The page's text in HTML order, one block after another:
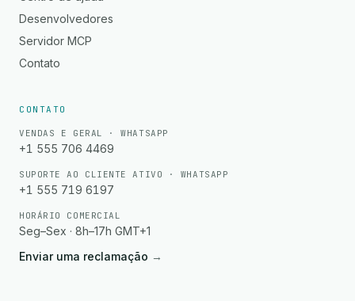
Desenvolvedores
Servidor MCP
Contato
CONTATO
VENDAS E GERAL · WHATSAPP
+1 555 706 4469
SUPORTE AO CLIENTE ATIVO · WHATSAPP
+1 555 719 6197
HORÁRIO COMERCIAL
Seg–Sex · 8h–17h GMT+1
Enviar uma reclamação →